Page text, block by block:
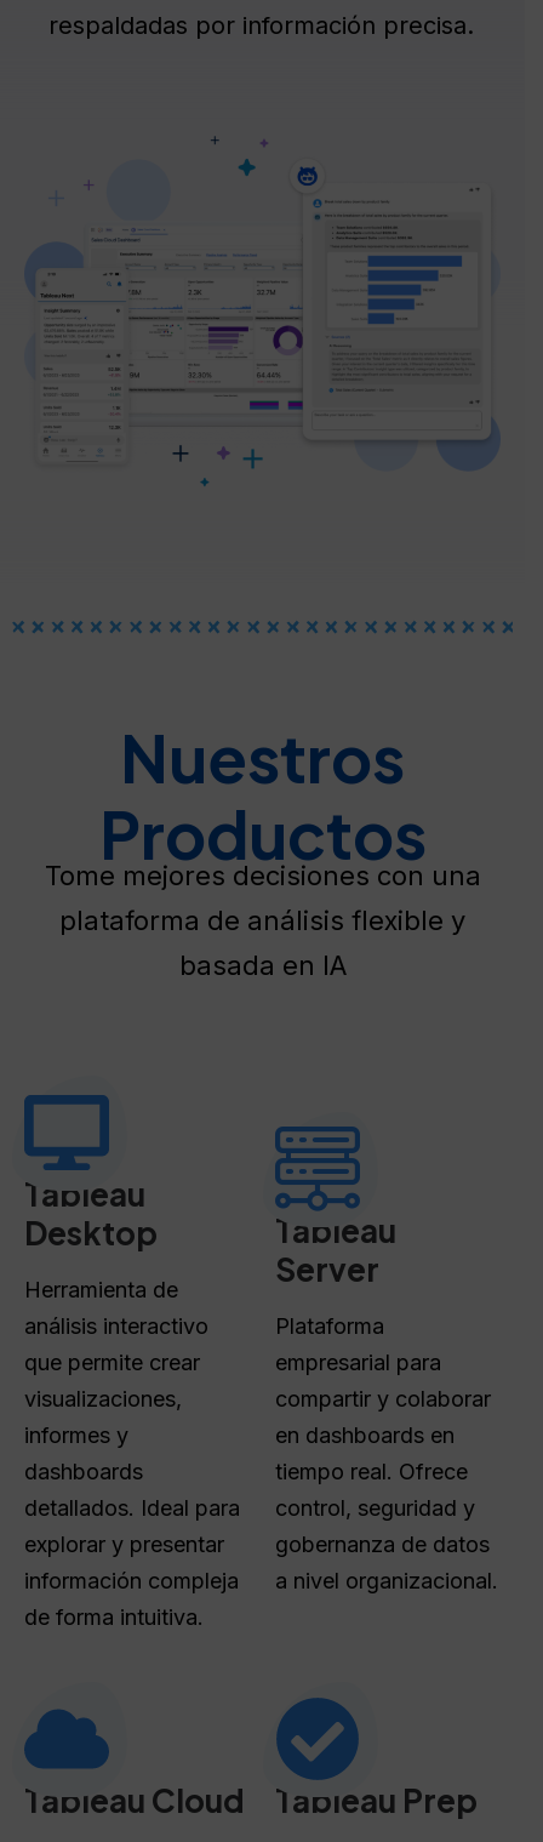
respaldadas por información precisa.
Nuestros
Productos
Tome mejores decisiones con una
plataforma de análisis flexible y
basada en IA
Tableau
Desktop
Herramienta de
análisis interactivo
que permite crear
visualizaciones,
informes y
dashboards
detallados. Ideal para
explorar y presentar
información compleja
de forma intuitiva.
Tableau
Server
Plataforma
empresarial para
compartir y colaborar
en dashboards en
tiempo real. Ofrece
control, seguridad y
gobernanza de datos
a nivel organizacional.
Tableau Cloud Tableau Prep